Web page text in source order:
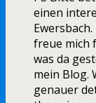
einen
freue mich
was da
mein Blog.
genauer